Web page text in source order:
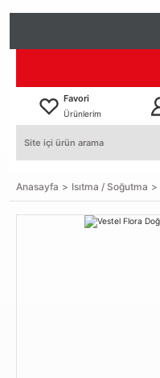
Favori
Ürünlerim
Anasayfa Isıtma / Soğutma